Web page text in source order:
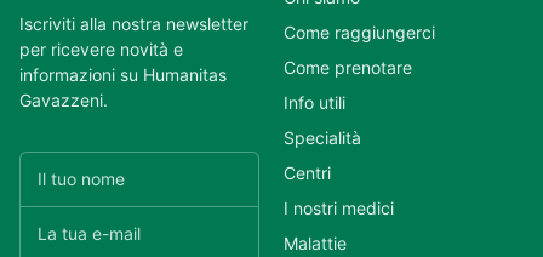
Iscriviti alla nostra newsletter
per ricevere novità e
informazioni su Humanitas
Gavazzeni.
Come raggiungerci
Come prenotare
Info utili
Specialità
Centri
I nostri medici
Malattie